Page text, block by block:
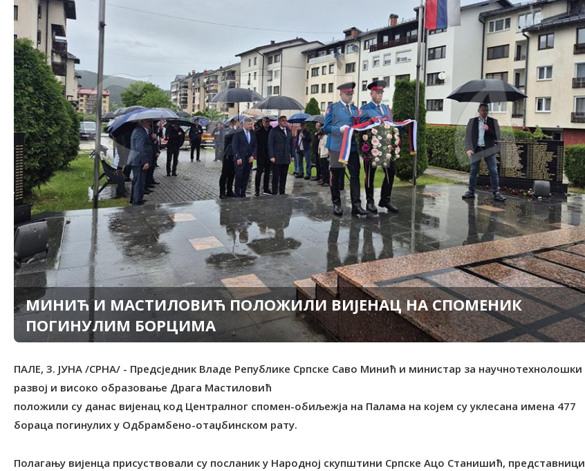
МИНИЋ И МАСТИЛОВИЋ ПОЛОЖИЛИ ВИЈЕНАЦ НА СПОМЕНИК
ПОГИНУЛИМ БОРЦИМА
ПАЛЕ, 3. ЈУНА /СРНА/ - Предсједник Владе Републике Српске Саво Минић и министар за научнотехнолошки
развој и високо образовање Драга Мастиловић
положили су данас вијенац код Централног спомен-обиљежја на Палама на којем су уклесана имена 477
бораца погинулих у Одбрамбено-отаџбинском рату.
Полагању вијенца присуствовали су посланик у Народној скупштини Српске Ацо Станишић, представници